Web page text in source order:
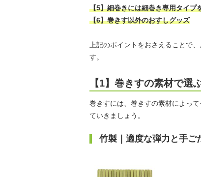
【5】細巻きには細巻き専用タイプ
【6】巻きす以外のおすしグッズ
上記のポイントをおさえることで
す。
【1】巻きすの素材で選
巻きすには、巻きすの素材によっ
ていきましょう。
竹製｜適度な弾力と手ご